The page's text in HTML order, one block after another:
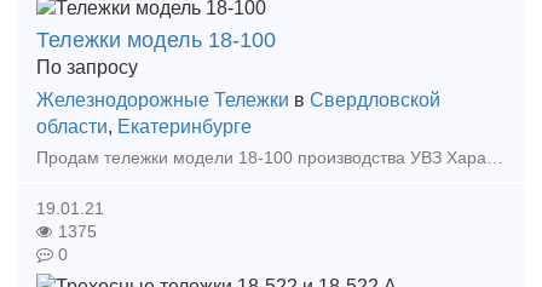
Тележки модель 18-100
По запросу
Железнодорожные Тележки в Свердловской
области, Екатеринбурге
Продам тележки модели 18-100 производства УВЗ Характеристрики тележки 18-100: Число осей 2 Масса, т 4,8 База, мм 1850 Конструктивная скорость, км/ч 120 Тип рессорного под
19.01.21
1375
0